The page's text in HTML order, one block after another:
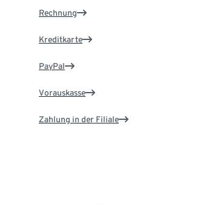
Rechnung
Kreditkarte
PayPal
Vorauskasse
Zahlung in der Filiale